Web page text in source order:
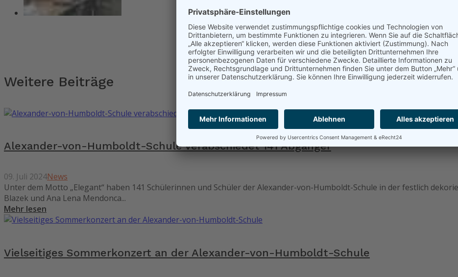
Weitere Beiträge
Alexander-von-Humboldt-Schule verabschiedet 141 Abgänger
09. Juli 2024News
Unter dem Motto „Elegant“ haben 141 Schülerinnen und Schüler der Alexander-von-Humboldt-Schule in der festlich
Blazek und Ana Lena Mendonca...
Mehr lesen
Vielseitiges Sommerkonzert an der Alexander-von-Humboldt-Schule